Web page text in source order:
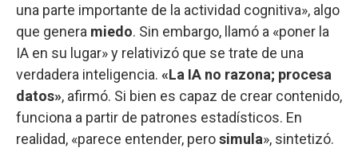
una parte importante de la actividad cognitiva», algo
que genera miedo. Sin embargo, llamó a «poner la
IA en su lugar» y relativizó que se trate de una
verdadera inteligencia. «La IA no razona; procesa
datos», afirmó. Si bien es capaz de crear contenido,
funciona a partir de patrones estadísticos. En
realidad, «parece entender, perosimula», sintetizó.